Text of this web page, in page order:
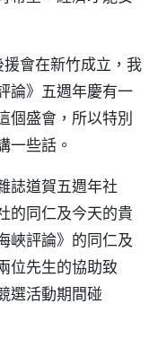
援會在新竹成立，我
論》五週年慶有一
個盛會，所以特別
一些話。
誌道賀五週年社
的同仁及今天的貴
峽評論》的同仁及
位先生的協助致
選活動期間碰